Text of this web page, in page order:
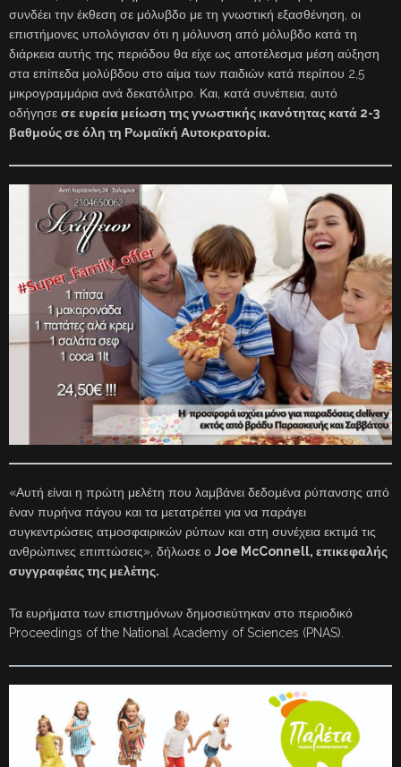
συνδέει την έκθεση σε μόλυβδο με τη γνωστική εξασθένηση, οι
επιστήμονες υπολόγισαν ότι η μόλυνση από μόλυβδο κατά τη
διάρκεια αυτής της περιόδου θα είχε ως αποτέλεσμα μέση αύξηση
στα επίπεδα μολύβδου στο αίμα των παιδιών κατά περίπου 2,5
μικρογραμμάρια ανά δεκατόλιτρο. Και, κατά συνέπεια, αυτό
οδήγησε σε ευρεία μείωση της γνωστικής ικανότητας κατά 2-3
βαθμούς σε όλη τη Ρωμαϊκή Αυτοκρατορία.
«Αυτή είναι η πρώτη μελέτη που λαμβάνει δεδομένα ρύπανσης από
έναν πυρήνα πάγου και τα μετατρέπει για να παράγει
συγκεντρώσεις ατμοσφαιρικών ρύπων και στη συνέχεια εκτιμά τις
ανθρώπινες επιπτώσεις», δήλωσε ο Joe McConnell, επικεφαλής
συγγραφέας της μελέτης.
Τα ευρήματα των επιστημόνων δημοσιεύτηκαν στο περιοδικό
Proceedings of the National Academy of Sciences (PNAS).